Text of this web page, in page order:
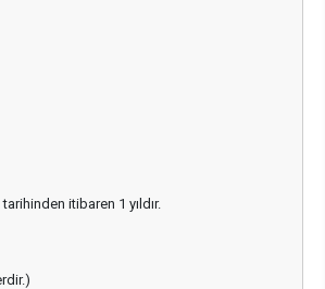
itibaren 1 yıldır.